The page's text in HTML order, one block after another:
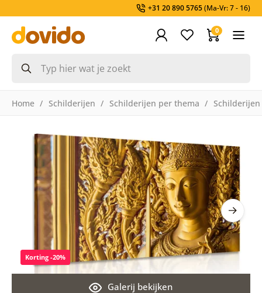
+31 20 890 5765(Ma-Vr: 7 - 16)
0
Home Schilderijen Schilderijen per thema Schilderijen
Galerij bekijken
Korting -20%